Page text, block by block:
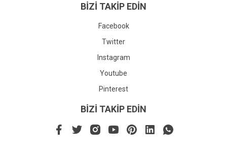
BİZİ TAKİP EDİN
Facebook
Twitter
Instagram
Youtube
Pinterest
BİZİ TAKİP EDİN